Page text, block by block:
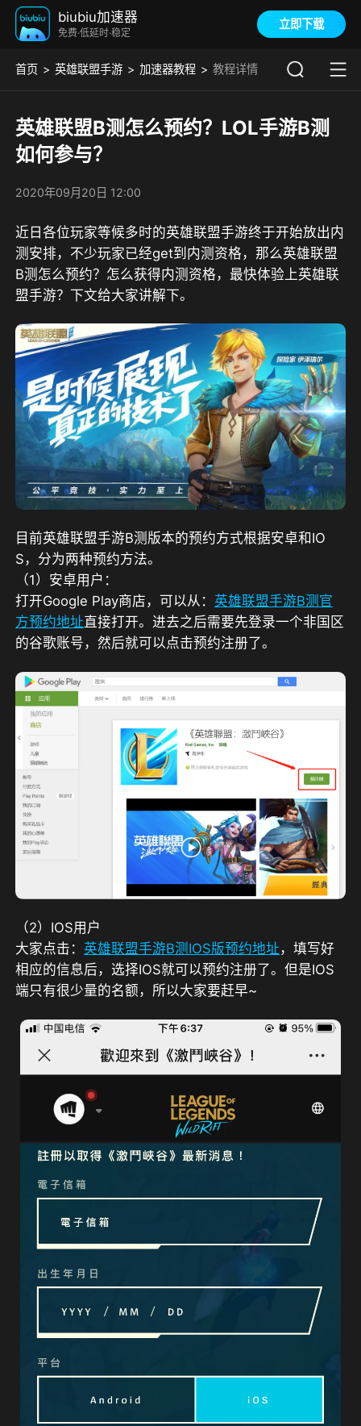
biubiu加速器
免费·低延时·稳定
立即下载
首页 英雄联盟手游 加速器教程 教程详情
英雄联盟B测怎么预约？LOL手游B测
如何参与？
2020年09月20日 12:00
近日各位玩家等候多时的英雄联盟手游终于开始放出内
测安排，不少玩家已经get到内测资格，那么英雄联盟
B测怎么预约？怎么获得内测资格，最快体验上英雄联
盟手游？下文给大家讲解下。
目前英雄联盟手游B测版本的预约方式根据安卓和IO
S，分为两种预约方法。
（1）安卓用户：
打开Google Play商店，可以从： 英雄联盟手游B测官
方预约地址直接打开。进去之后需要先登录一个非国区
的谷歌账号，然后就可以点击预约注册了。
（2）IOS用户
大家点击： 英雄联盟手游B测IOS版预约地址 ，填写好
相应的信息后，选择IOS就可以预约注册了。但是IOS
端只有很少量的名额，所以大家要赶早~